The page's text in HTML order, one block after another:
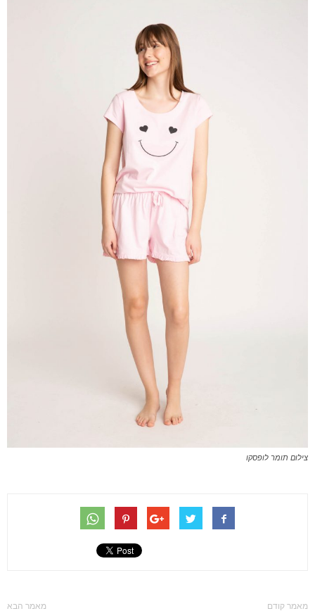
צילום תומר לופסקו
מאמר קודם מאמר הבא